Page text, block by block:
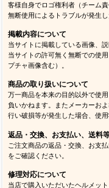
客様自身でロゴ権利者（チーム
無断使用によるトラブルが発生
掲載内容について
当サイトに掲載している画像、
当サイトの許可無く無断での使
プチャ画像含む）。
商品の取り扱いについて
万一商品を本来の目的以外で使
負いかねます。またメーカーお
行い破損等が発生した場合、使
返品・交換、お支払い、送料
ご注文商品の返品・交換、お支
をご確認ください。
修理対応について
当店で購入いただいたヘルメッ